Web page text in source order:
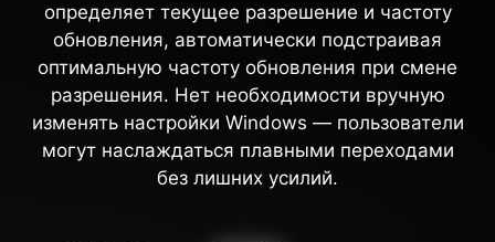
определяет текущее разрешение и частоту
обновления, автоматически подстраивая
оптимальную частоту обновления при смене
разрешения. Нет необходимости вручную
изменять настройки Windows — пользователи
могут наслаждаться плавными переходами
без лишних усилий.
окружающую сцену.
AI Vision выкл AI Vision вкл